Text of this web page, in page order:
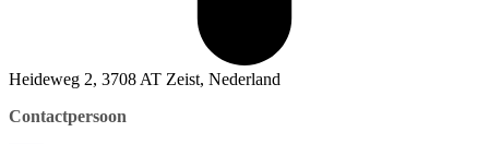
Heideweg 2, 3708 AT Zeist, Nederland
Contactpersoon